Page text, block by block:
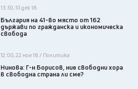
13:30, 10 дек 18
България на 41-во място от 162
държави по гражданска и икономическа
свобода
12:00, 22 ное 18 / Политика
Нинова: Г-н Борисов, ние свободни хора
в свободна страна ли сме?